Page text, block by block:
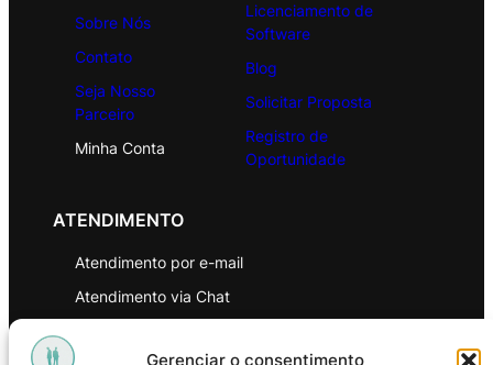
Gerenciar o consentimento
Sobre Nós
Contato
Seja Nosso
Parceiro
Minha Conta
Licenciamento de
Software
Blog
Solicitar Proposta
Registro de
Oportunidade
ATENDIMENTO
Atendimento por e-mail
Atendimento via Chat